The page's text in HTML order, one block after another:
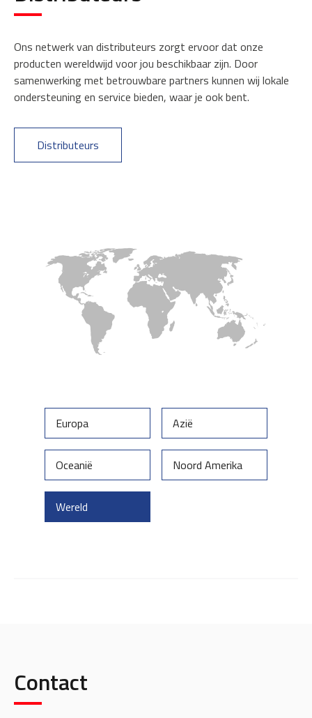
Ons netwerk van distributeurs zorgt ervoor dat onze
producten wereldwijd voor jou beschikbaar zijn. Door
samenwerking met betrouwbare partners kunnen wij lokale
ondersteuning en service bieden, waar je ook bent.
Distributeurs
Europa Azië
Oceanië Noord Amerika
Wereld
Contact